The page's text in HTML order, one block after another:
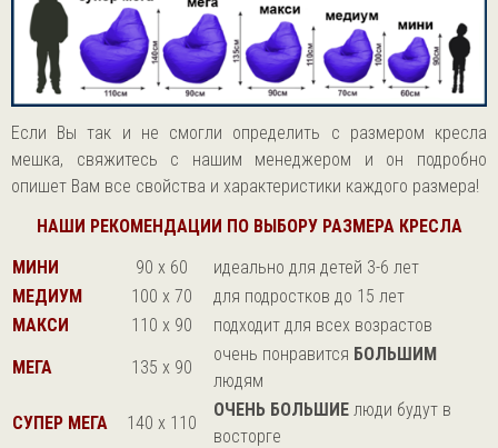
Если Вы так и не смогли определить с размером кресла
мешка, свяжитесь с нашим менеджером и он подробно
опишет Вам все свойства и характеристики каждого размера!
НАШИ РЕКОМЕНДАЦИИ ПО ВЫБОРУ РАЗМЕРА КРЕСЛА
МИНИ
90 х 60
идеально для детей 3-6 лет
МЕДИУМ
100 х 70
для подростков до 15 лет
МАКСИ
110 х 90
подходит для всех возрастов
МЕГА
135 х 90
очень понравится БОЛЬШИМ
людям
СУПЕР МЕГА
140 х 110
ОЧЕНЬ БОЛЬШИЕ люди будут в
восторге